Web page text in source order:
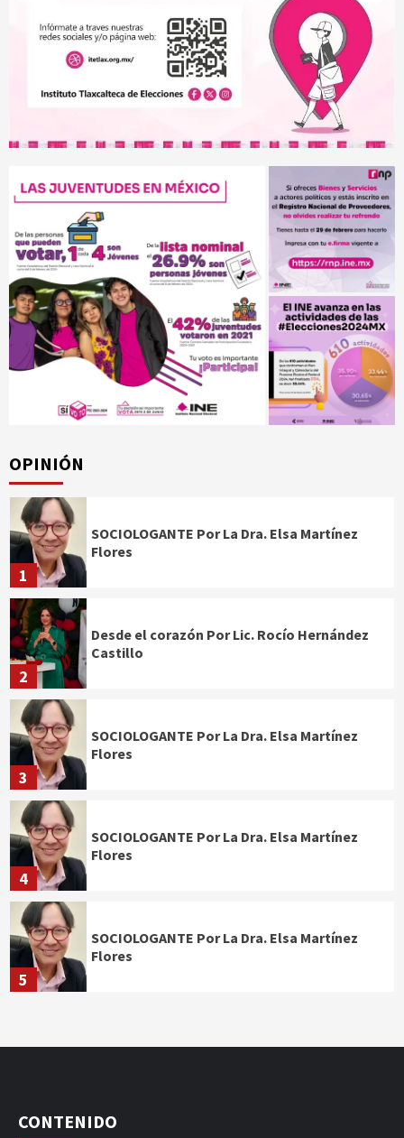
OPINIÓN
1
SOCIOLOGANTE Por La Dra. Elsa Martínez
Flores
2
Desde el corazón Por Lic. Rocío Hernández
Castillo
3
SOCIOLOGANTE Por La Dra. Elsa Martínez
Flores
4
SOCIOLOGANTE Por La Dra. Elsa Martínez
Flores
5
SOCIOLOGANTE Por La Dra. Elsa Martínez
Flores
CONTENIDO